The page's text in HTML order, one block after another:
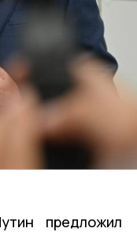
предложил